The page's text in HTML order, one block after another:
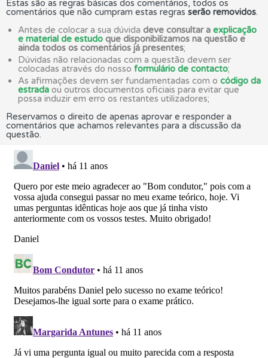
Estas são as regras básicas dos comentários, todos os
comentários que não cumpram estas regras serão removidos.
Antes de colocar a sua dúvida deve consultar a explicação
e material de estudo que disponibilizamos na questão e
ainda todos os comentários já presentes;
Dúvidas não relacionadas com a questão devem ser
colocadas através do nosso formulário de contacto;
As afirmações devem ser fundamentadas com o código da
estrada ou outros documentos oficiais para evitar que
possa induzir em erro os restantes utilizadores;
Reservamos o direito de apenas aprovar e responder a
comentários que achamos relevantes para a discussão da
questão.